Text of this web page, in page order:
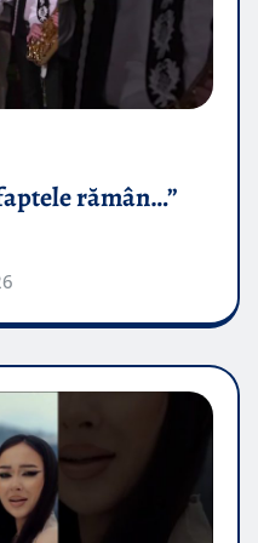
rămân…”